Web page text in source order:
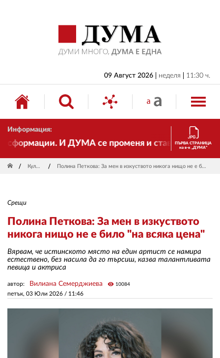
09 Август 2026 неделя 11:30 ч.
Информация:
И ДУМА се променя и става електронно
ПЪРВА СТРАНИЦА
на в-к „ДУМА“
Култура Полина Петкова: За мен в изкуството никога нищо не е било "на всяка цена"
Срещи
Полина Петкова: За мен в изкуството
никога нищо не е било "на всяка цена"
Вярвам, че истинското място на един артист се намира
естествено, без насила да го търсиш, казва талантливата
певица и актриса
петък, 03 Юли 2026 / 11:46
автор: Вилиана Семерджиева visibility 10084
БЪЛГАРИЯ
ИКОНОМИКА
ИЗБОРИ
СВЯТ
АВТОРИ
РЕДАКЦИЯ
РЕКЛАМА
АБОНАМЕНТ